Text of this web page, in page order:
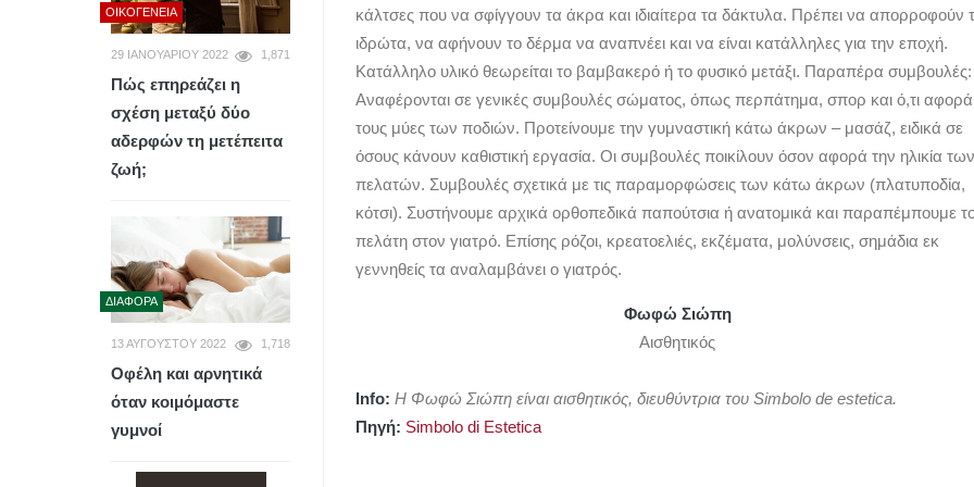
κάλτσες που να σφίγγουν τα άκρα και ιδιαίτερα τα δάκτυλα. Πρέπει να απορροφούν
ιδρώτα, να αφήνουν το δέρμα να αναπνέει και να είναι κατάλληλες για την εποχή.
Κατάλληλο υλικό θεωρείται το βαμβακερό ή το φυσικό μετάξι. Παραπέρα συμβουλές:
Αναφέρονται σε γενικές συμβουλές σώματος, όπως περπάτημα, σπορ και ό,τι αφορά
τους μύες των ποδιών. Προτείνουμε την γυμναστική κάτω άκρων – μασάζ, ειδικά σε
όσους κάνουν καθιστική εργασία. Οι συμβουλές ποικίλουν όσον αφορά την ηλικία των
πελατών. Συμβουλές σχετικά με τις παραμορφώσεις των κάτω άκρων (πλατυποδία,
κότσι). Συστήνουμε αρχικά ορθοπεδικά παπούτσια ή ανατομικά και παραπέμπουμε
πελάτη στον γιατρό. Επίσης ρόζοι, κρεατοελιές, εκζέματα, μολύνσεις, σημάδια εκ
γεννηθείς τα αναλαμβάνει ο γιατρός.
Φωφώ Σιώπη
Αισθητικός
Info: Η Φωφώ Σιώπη είναι αισθητικός, διευθύντρια του Simbolo de estetica.
Πηγή: Simbolo di Estetica
ΟΙΚΟΓΈΝΕΙΑ
29 ΙΑΝΟΥΑΡΊΟΥ 2022 1,871
Πώς επηρεάζει η
σχέση μεταξύ δύο
αδερφών τη μετέπειτα
ζωή;
ΔΙΆΦΟΡΑ
13 ΑΥΓΟΎΣΤΟΥ 2022 1,718
Οφέλη και αρνητικά
όταν κοιμόμαστε
γυμνοί